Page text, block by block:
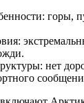
горы,
нет